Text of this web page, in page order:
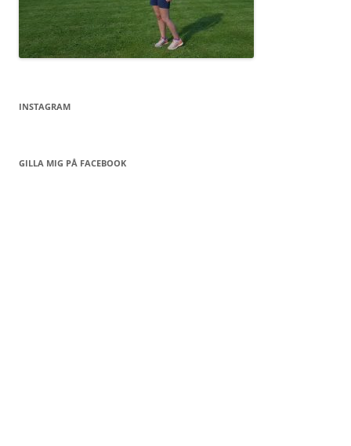
INSTAGRAM
GILLA MIG PÅ FACEBOOK